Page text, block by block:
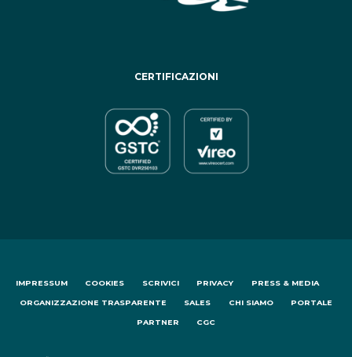
CERTIFICAZIONI
IMPRESSUM COOKIES SCRIVICI PRIVACY PRESS & MEDIA
ORGANIZZAZIONE TRASPARENTE SALES CHI SIAMO PORTALE
PARTNER CGC